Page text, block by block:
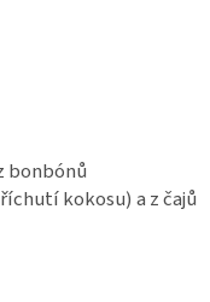
bonbónů
kokosu) a z čajů